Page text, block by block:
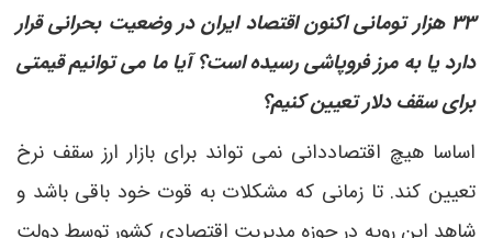
۳۳ هزار تومانی اکنون اقتصاد ایران در وضعیت بحرانی قرار
دارد یا به مرز فروپاشی رسیده است؟ آیا ما می توانیم قیمتی
برای سقف دلار تعیین کنیم؟
اساسا هیچ اقتصاددانی نمی تواند برای بازار ارز سقف نرخ
تعیین کند. تا زمانی که مشکلات به قوت خود باقی باشد و
شاهد این رویه در حوزه مدیریت اقتصادی کشور توسط دولت